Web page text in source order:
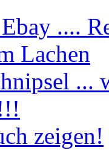
....
Lachen
...
zeigen!